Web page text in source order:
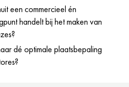
een commercieel én
handelt bij het maken van
dé optimale plaatsbepaling